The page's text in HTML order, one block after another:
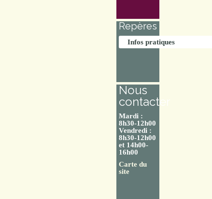
Repères
Infos pratiques
Nous
contacter
Mardi :
8h30-12h00
Vendredi :
8h30-12h00
et 14h00-
16h00
Carte du
site